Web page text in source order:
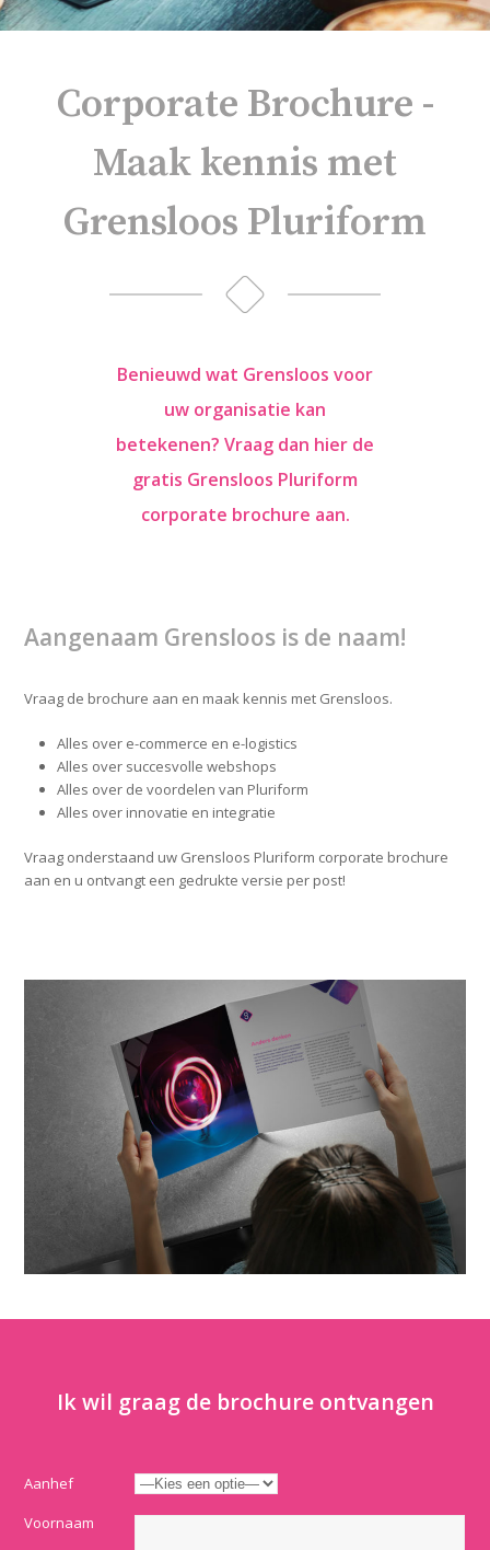
Corporate Brochure -
Maak kennis met
Grensloos Pluriform
Benieuwd wat Grensloos voor
uw organisatie kan
betekenen? Vraag dan hier de
gratis Grensloos Pluriform
corporate brochure aan.
Aangenaam Grensloos is de naam!
Vraag de brochure aan en maak kennis met Grensloos.
Alles over e-commerce en e-logistics
Alles over succesvolle webshops
Alles over de voordelen van Pluriform
Alles over innovatie en integratie
Vraag onderstaand uw Grensloos Pluriform corporate brochure
aan en u ontvangt een gedrukte versie per post!
Ik wil graag de brochure ontvangen
Aanhef
Voornaam